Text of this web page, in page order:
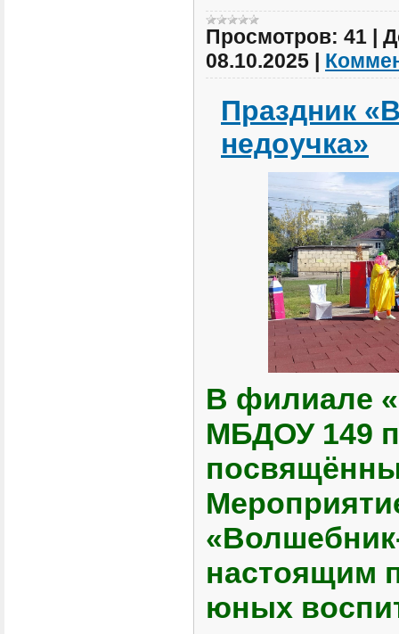
Просмотров: 41
08.10.2025
Праздник
недоучка»
В филиале
МБДОУ 149
настоящим
юных